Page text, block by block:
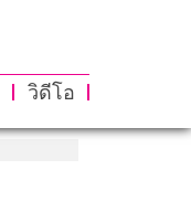
วิดีโอ